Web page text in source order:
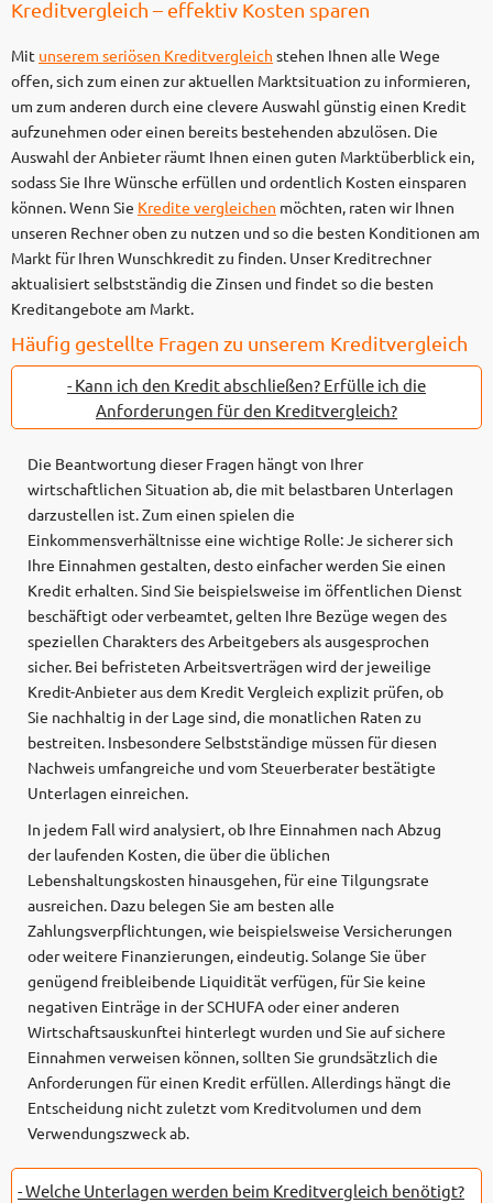
Kreditvergleich – effektiv Kosten sparen
Mit unserem seriösen Kreditvergleich stehen Ihnen alle Wege
offen, sich zum einen zur aktuellen Marktsituation zu informieren,
um zum anderen durch eine clevere Auswahl günstig einen Kredit
aufzunehmen oder einen bereits bestehenden abzulösen. Die
Auswahl der Anbieter räumt Ihnen einen guten Marktüberblick ein,
sodass Sie Ihre Wünsche erfüllen und ordentlich Kosten einsparen
können. Wenn Sie Kredite vergleichen möchten, raten wir Ihnen
unseren Rechner oben zu nutzen und so die besten Konditionen am
Markt für Ihren Wunschkredit zu finden. Unser Kreditrechner
aktualisiert selbstständig die Zinsen und findet so die besten
Kreditangebote am Markt.
Häufig gestellte Fragen zu unserem Kreditvergleich
- Kann ich den Kredit abschließen? Erfülle ich die
Anforderungen für den Kreditvergleich?
Die Beantwortung dieser Fragen hängt von Ihrer
wirtschaftlichen Situation ab, die mit belastbaren Unterlagen
darzustellen ist. Zum einen spielen die
Einkommensverhältnisse eine wichtige Rolle: Je sicherer sich
Ihre Einnahmen gestalten, desto einfacher werden Sie einen
Kredit erhalten. Sind Sie beispielsweise im öffentlichen Dienst
beschäftigt oder verbeamtet, gelten Ihre Bezüge wegen des
speziellen Charakters des Arbeitgebers als ausgesprochen
sicher. Bei befristeten Arbeitsverträgen wird der jeweilige
Kredit-Anbieter aus dem Kredit Vergleich explizit prüfen, ob
Sie nachhaltig in der Lage sind, die monatlichen Raten zu
bestreiten. Insbesondere Selbstständige müssen für diesen
Nachweis umfangreiche und vom Steuerberater bestätigte
Unterlagen einreichen.
In jedem Fall wird analysiert, ob Ihre Einnahmen nach Abzug
der laufenden Kosten, die über die üblichen
Lebenshaltungskosten hinausgehen, für eine Tilgungsrate
ausreichen. Dazu belegen Sie am besten alle
Zahlungsverpflichtungen, wie beispielsweise Versicherungen
oder weitere Finanzierungen, eindeutig. Solange Sie über
genügend freibleibende Liquidität verfügen, für Sie keine
negativen Einträge in der SCHUFA oder einer anderen
Wirtschaftsauskunftei hinterlegt wurden und Sie auf sichere
Einnahmen verweisen können, sollten Sie grundsätzlich die
Anforderungen für einen Kredit erfüllen. Allerdings hängt die
Entscheidung nicht zuletzt vom Kreditvolumen und dem
Verwendungszweck ab.
- Welche Unterlagen werden beim Kreditvergleich benötigt?